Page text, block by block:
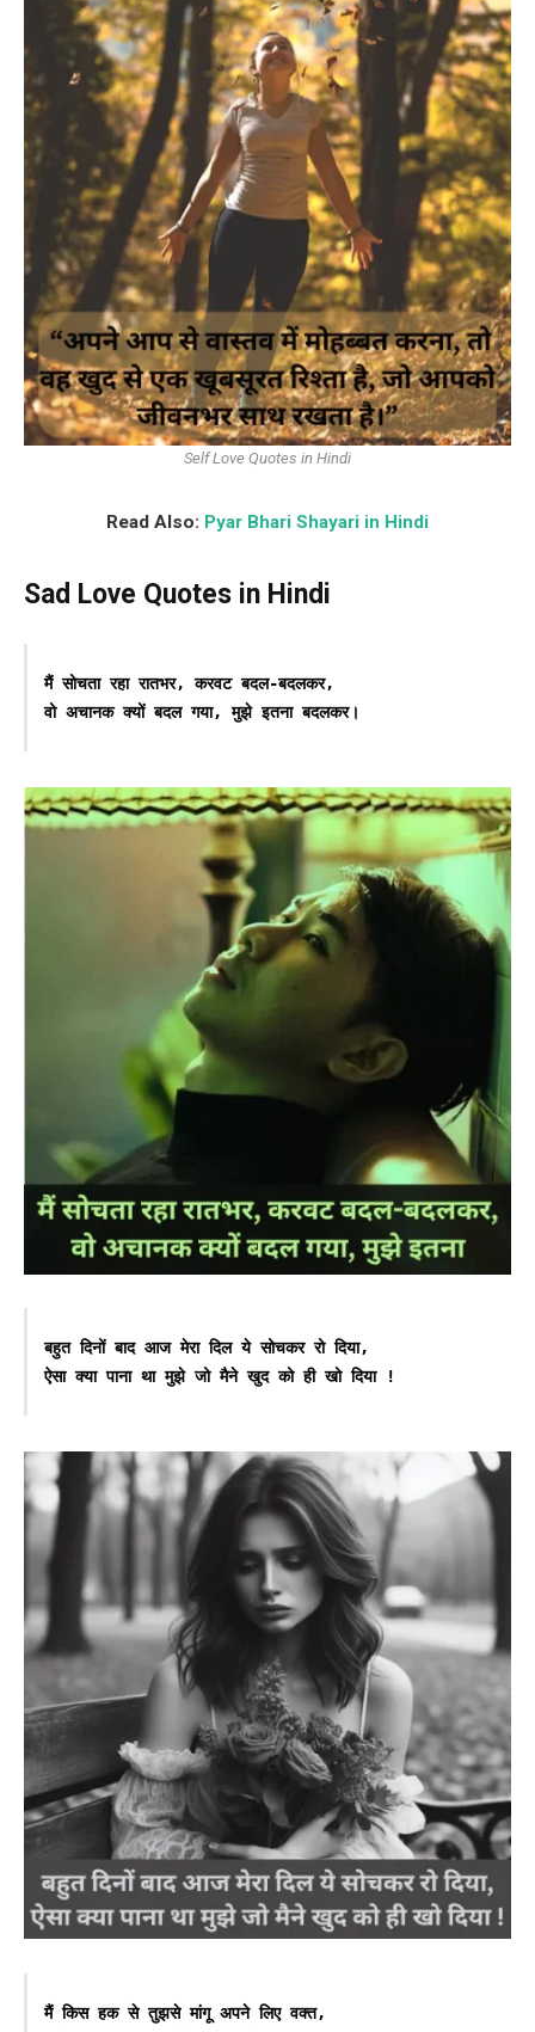
Self Love Quotes in Hindi
Read Also: Pyar Bhari Shayari in Hindi
Sad Love Quotes in Hindi
मैं सोचता रहा रातभर, करवट बदल-बदलकर,
वो अचानक क्यों बदल गया, मुझे इतना बदलकर।
बहुत दिनों बाद आज मेरा दिल ये सोचकर रो दिया,
ऐसा क्या पाना था मुझे जो मैने खुद को ही खो दिया !
मैं किस हक से तुझसे मांगू अपने लिए वक्त,